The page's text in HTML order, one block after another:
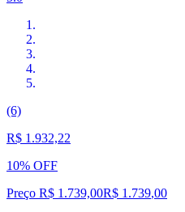
(6)
R$ 1.932,22
10% OFF
Preço R$ 1.739,00R$ 1.739,00